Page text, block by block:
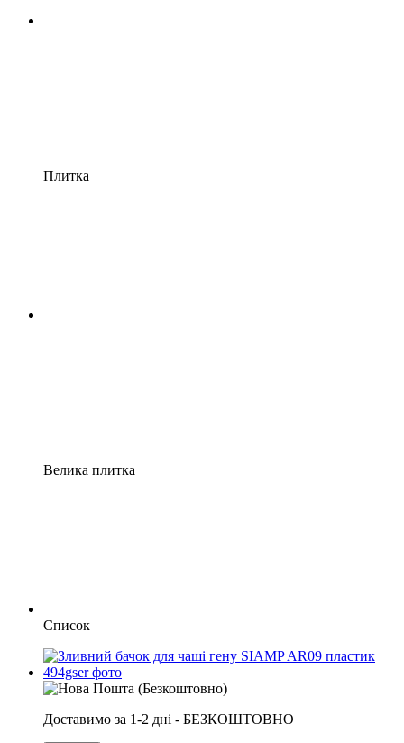
Плитка
Велика плитка
Список
Доставимо за 1-2 дні - БЕЗКОШТОВНО